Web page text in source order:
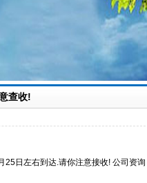
查收!
25日左右到达.请你注意接收! 公司资询